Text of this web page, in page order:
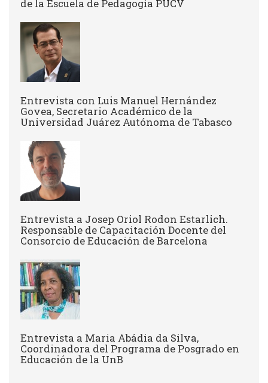
de la Escuela de Pedagogía PUCV
Entrevista con Luis Manuel Hernández
Govea, Secretario Académico de la
Universidad Juárez Autónoma de Tabasco
Entrevista a Josep Oriol Rodon Estarlich.
Responsable de Capacitación Docente del
Consorcio de Educación de Barcelona
Entrevista a Maria Abádia da Silva,
Coordinadora del Programa de Posgrado en
Educación de la UnB